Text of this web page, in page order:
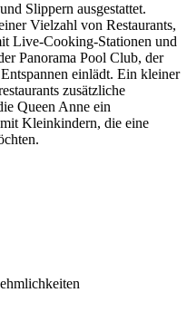
Slippern ausgestattet.
Vielzahl von Restaurants,
Live-Cooking-Stationen und
Panorama Pool Club, der
einlädt. Ein kleiner
zusätzliche
Queen Anne ein
Kleinkindern, die eine